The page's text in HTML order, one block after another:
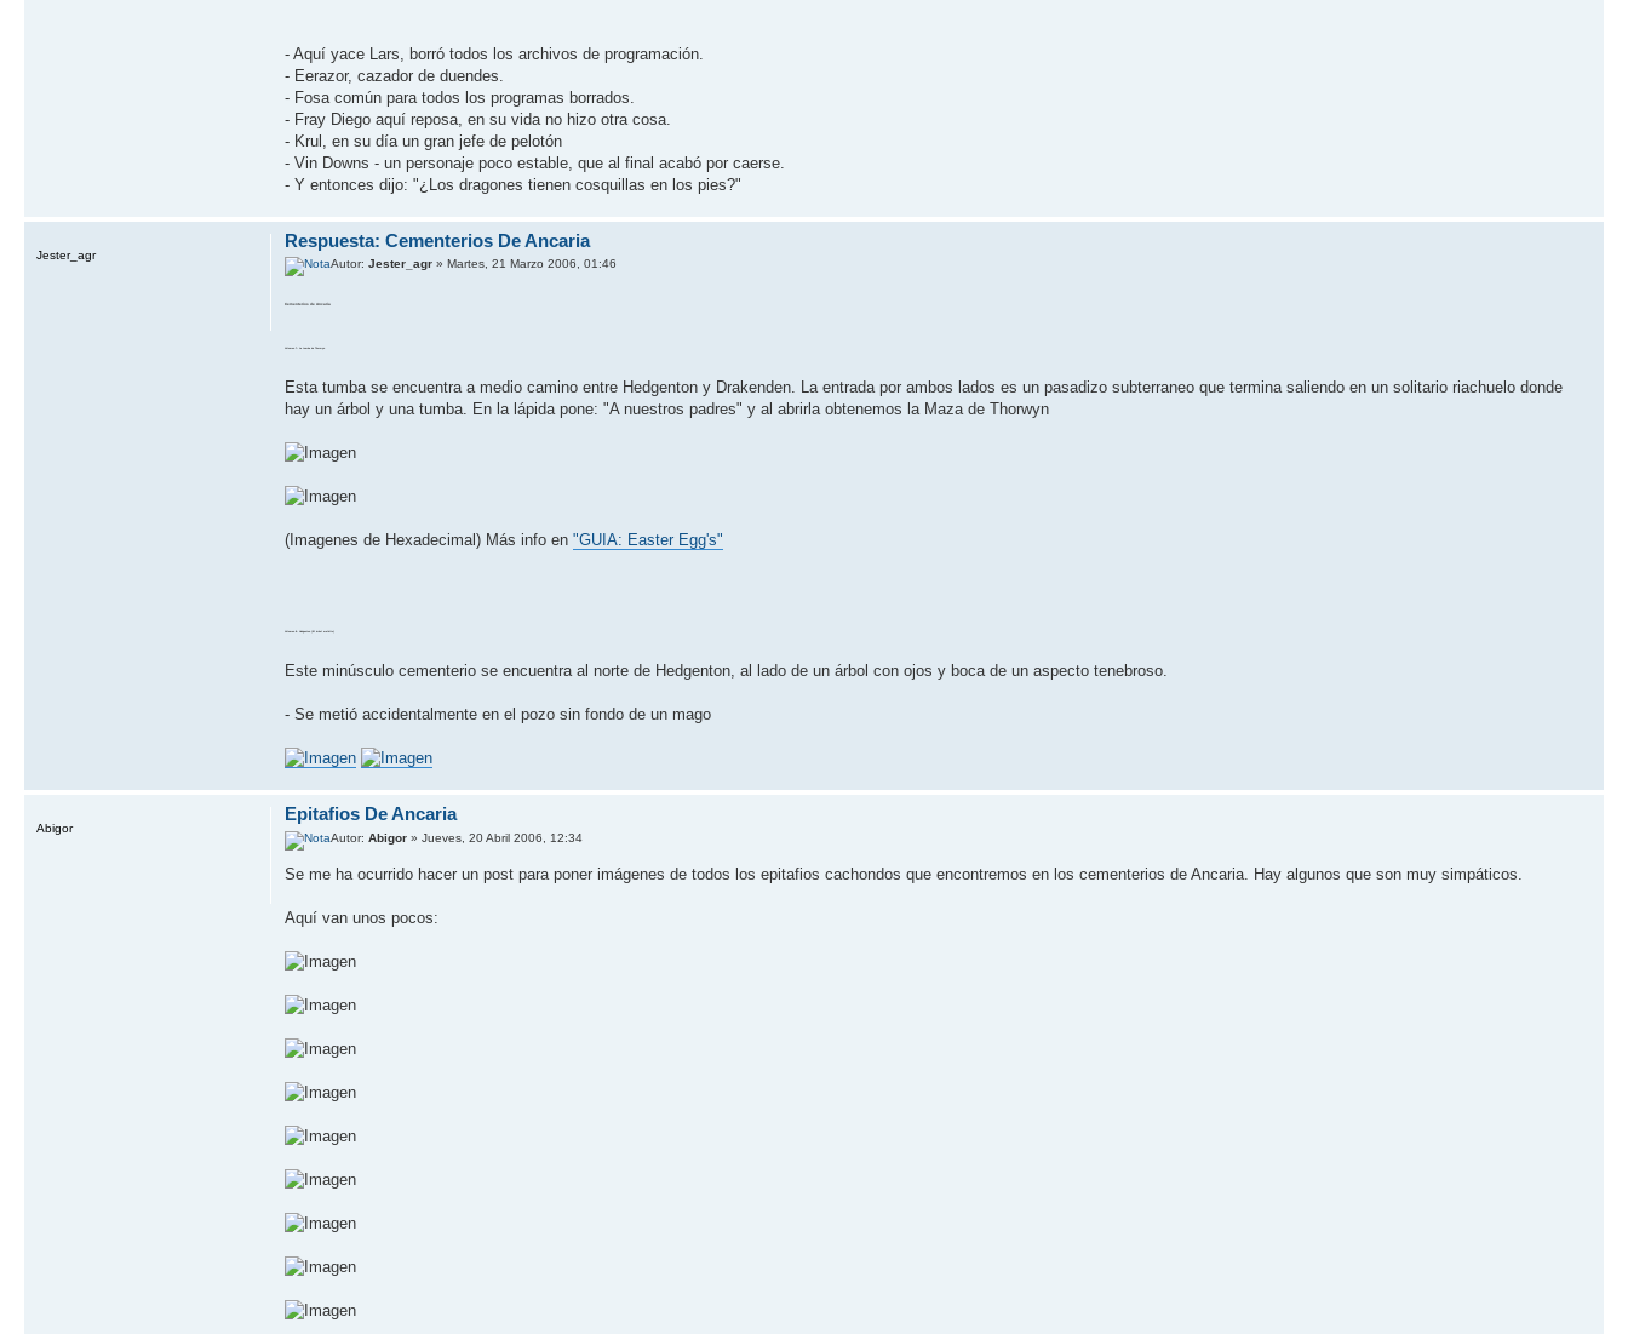
- Aquí­ yace Lars, borró todos los archivos de programación.
- Eerazor, cazador de duendes.
- Fosa común para todos los programas borrados.
- Fray Diego aquí­ reposa, en su vida no hizo otra cosa.
- Krul, en su dí­a un gran jefe de pelotón
- Vin Downs - un personaje poco estable, que al final acabó por caerse.
- Y entonces dijo: "¿Los dragones tienen cosquillas en los pies?"
Respuesta: Cementerios De Ancaria
Autor:Jester_agr » Martes, 21 Marzo 2006, 01:46
Cementerios de Ancaria
Esta tumba se encuentra a medio camino entre Hedgenton y Drakenden. La entrada por ambos lados es un pasadizo subterraneo que termina saliendo en un solitario riachuelo donde
hay un árbol y una tumba. En la lápida pone: "A nuestros padres" y al abrirla obtenemos la Maza de Thorwyn
(Imagenes de Hexadecima​l) Más info en"GUIA: Easter Egg's"
Este minúsculo cementerio se encuentra al norte de Hedgenton, al lado de un árbol con ojos y boca de un aspecto tenebroso.
- Se metió accidentalmente en el pozo sin fondo de un mago
Jester_agr
Epitafios De Ancaria
Autor:Abigor » Jueves, 20 Abril 2006, 12:34
Se me ha ocurrido hacer un post para poner imágenes de todos los epitafios cachondos que encontremos en los cementerios de Ancaria. Hay algunos que son muy simpáticos.
Aquí­ van unos pocos:
Abigor